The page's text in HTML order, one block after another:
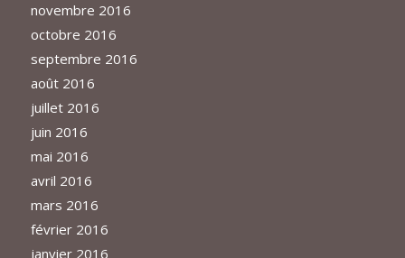
novembre 2016
octobre 2016
septembre 2016
août 2016
juillet 2016
juin 2016
mai 2016
avril 2016
mars 2016
février 2016
janvier 2016